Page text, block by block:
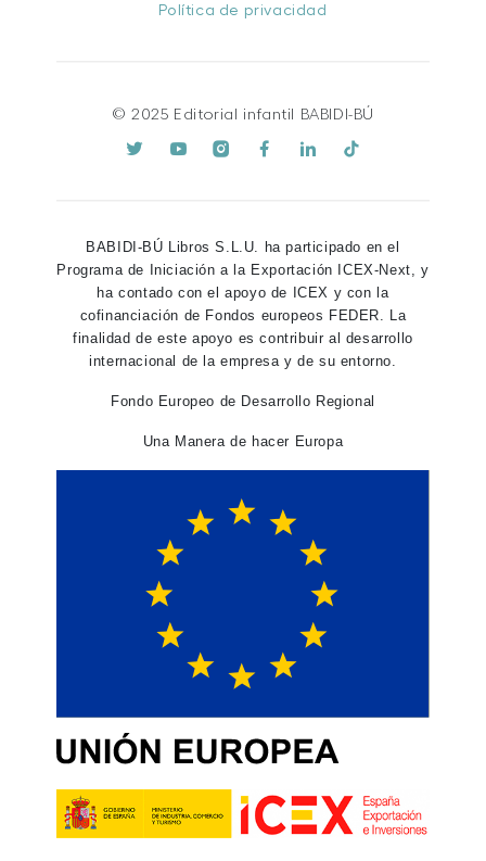
Política de privacidad
© 2025 Editorial infantil BABIDI-BÚ
BABIDI-BÚ Libros S.L.U. ha participado en el
Programa de Iniciación a la Exportación ICEX-Next, y
ha contado con el apoyo de ICEX y con la
cofinanciación de Fondos europeos FEDER. La
finalidad de este apoyo es contribuir al desarrollo
internacional de la empresa y de su entorno.
Fondo Europeo de Desarrollo Regional
Una Manera de hacer Europa